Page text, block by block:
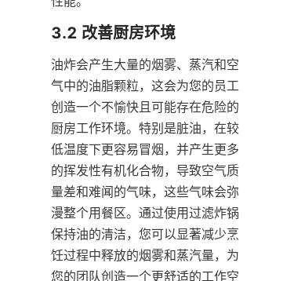
油炸会产生大量的烟雾、蒸汽和空
气中的油脂颗粒，这会为您的员工
创造一个不愉快且可能存在危险的
厨房工作环境。特别是脏油，在较
低温度下更容易冒烟，并产生更多
的挥发性有机化合物，导致空气质
量差和难闻的气味，这些气味会弥
漫整个用餐区。通过使用过滤炸锅
保持油的清洁，您可以显著减少烹
饪过程中释放的烟雾和蒸汽量，为
您的团队创造一个更舒适的工作空